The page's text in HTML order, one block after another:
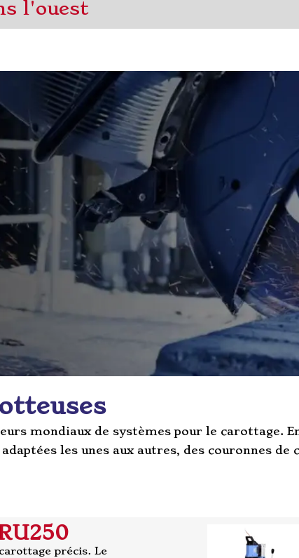
l'ouest
mondiaux de systèmes pour le carottage.
les unes aux autres, des couronnes de
précis. Le